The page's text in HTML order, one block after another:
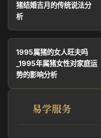
猪结婚吉月的传统说法分
析
1995属猪的女人旺夫吗
_1995年属猪女性对家庭运
势的影响分析
易学服务